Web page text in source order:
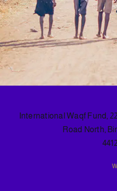
International Waqf Fund,
Road North,